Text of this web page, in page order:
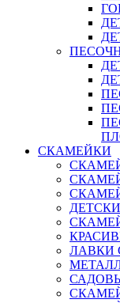
СКАМЕЙКИ
ЛАВКИ